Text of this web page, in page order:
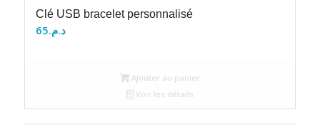
Clé USB bracelet personnalisé
د.م.65
Ajouter au panier
Voir les détails